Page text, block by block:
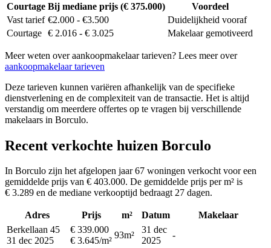
Courtage Bij mediane prijs (€ 375.000)
Voordeel
Vast tarief €2.000 - €3.500
Duidelijkheid vooraf
Courtage € 2.016 - € 3.025 Makelaar gemotiveerd
Meer weten over aankoopmakelaar tarieven? Lees meer over
aankoopmakelaar tarieven
Deze tarieven kunnen variëren afhankelijk van de specifieke
dienstverlening en de complexiteit van de transactie. Het is altijd
verstandig om meerdere offertes op te vragen bij verschillende
makelaars in Borculo.
Recent verkochte huizen Borculo
In Borculo zijn het afgelopen jaar 67 woningen verkocht voor een
gemiddelde prijs van € 403.000. De gemiddelde prijs per m² is
€ 3.289 en de mediane verkooptijd bedraagt 27 dagen.
Adres Prijs m² Datum
Makelaar
Berkellaan 45
31 dec 2025
€ 339.000
€ 3.645/m²
93m²
31 dec
2025
-